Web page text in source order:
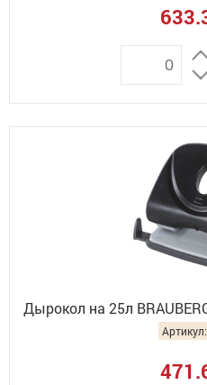
Дырокол на 25л